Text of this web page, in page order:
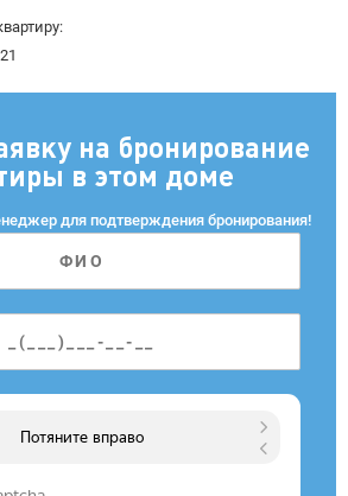
на бронирование
в этом доме
для подтверждения бронирования!